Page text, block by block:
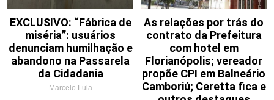
EXCLUSIVO: “Fábrica de
miséria”: usuários
denunciam humilhação e
abandono na Passarela
da Cidadania
Marcelo Lula
As relações por trás do
contrato da Prefeitura
com hotel em
Florianópolis; vereador
propõe CPI em Balneário
Camboriú; Ceretta fica e